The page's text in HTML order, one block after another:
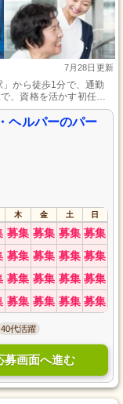
7月28日更新
」から徒歩1分で、通勤
、資格を活かす初任者
ヘルパーのパー
木 金 土 日
募集 募集 募集 募集
募集 募集 募集 募集
募集 募集 募集 募集
募集 募集 募集 募集
40代活躍
募画面へ進む